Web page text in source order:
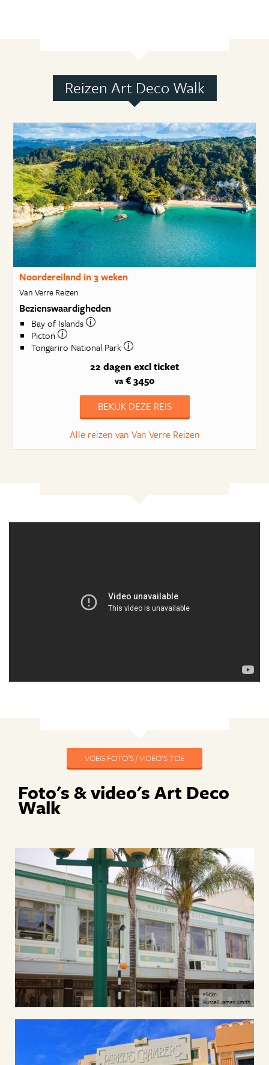
Reizen Art Deco Walk
Noordereiland in 3 weken
Van Verre Reizen
Bezienswaardigheden
Bay of Islands
Picton
Tongariro National Park
22 dagen excl ticket
va€ 3450
BEKIJK DEZE REIS
Alle reizen van Van Verre Reizen
VOEG FOTO'S / VIDEO'S TOE
Foto's & video's Art Deco
Walk
Flickr:
Russell James Smith